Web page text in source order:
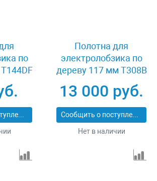
по
4_z01
Сообщить о поступлении
Полотна для
электролобзика по
дереву 117 мм T308B
100 шт Bosch Extra-
clean for Wood
2608663753
13 000 руб.
Сообщить о поступлении
Нет в наличии